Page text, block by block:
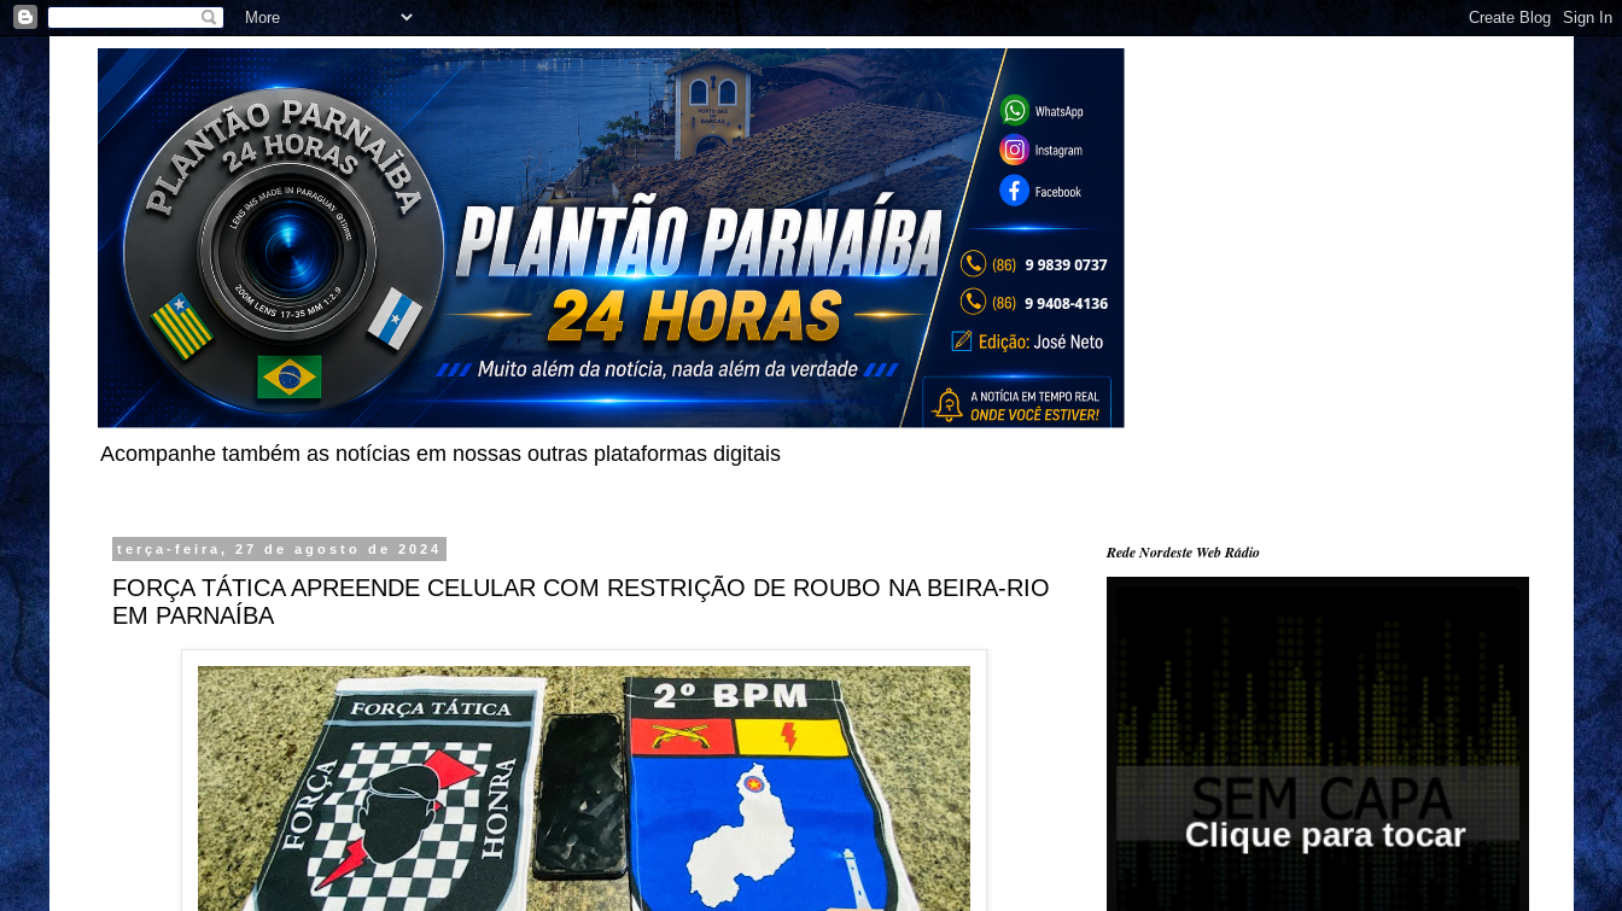
Acompanhe também as notícias em nossas outras plataformas digitais
terça-feira, 27 de agosto de 2024
FORÇA TÁTICA APREENDE CELULAR COM RESTRIÇÃO DE ROUBO NA BEIRA-RIO
EM PARNAÍBA
Rede Nordeste Web Rádio